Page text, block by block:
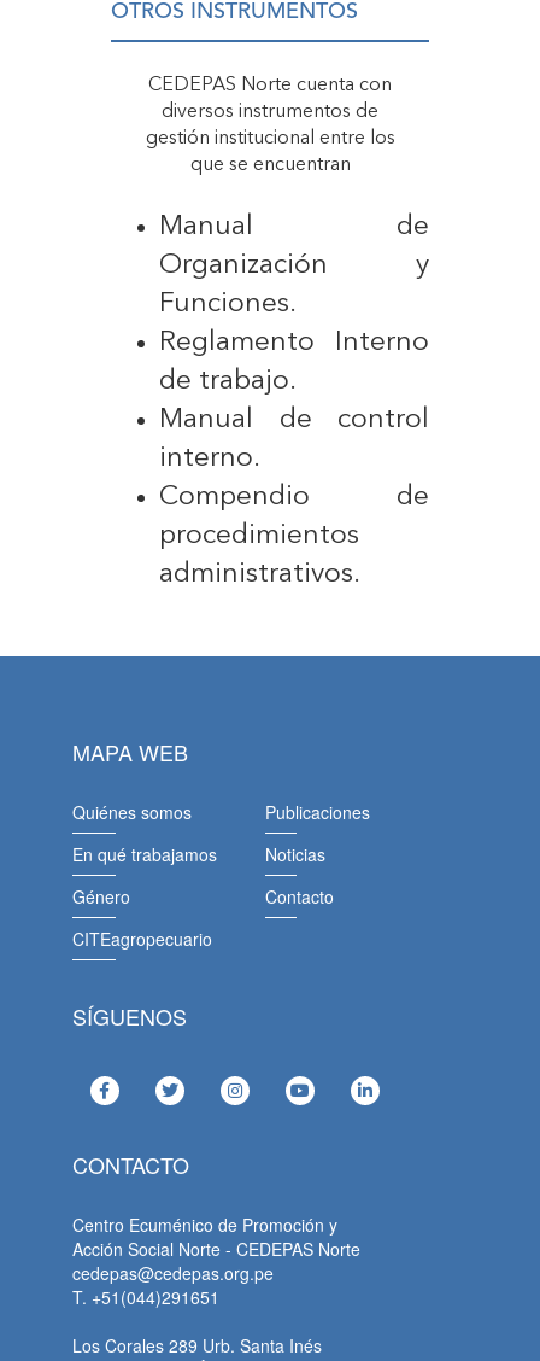
OTROS INSTRUMENTOS
CEDEPAS Norte cuenta con
diversos instrumentos de
gestión institucional entre los
que se encuentran
Manual de
Organización y
Funciones.
Reglamento Interno
de trabajo.
Manual de control
interno.
Compendio de
procedimientos
administrativos.
MAPA WEB
Quiénes somos
En qué trabajamos
Género
CITEagropecuario
Publicaciones
Noticias
Contacto
SÍGUENOS
CONTACTO
Centro Ecuménico de Promoción y
Acción Social Norte - CEDEPAS Norte
cedepas@cedepas.org.pe
T. +51(044)291651
Los Corales 289 Urb. Santa Inés